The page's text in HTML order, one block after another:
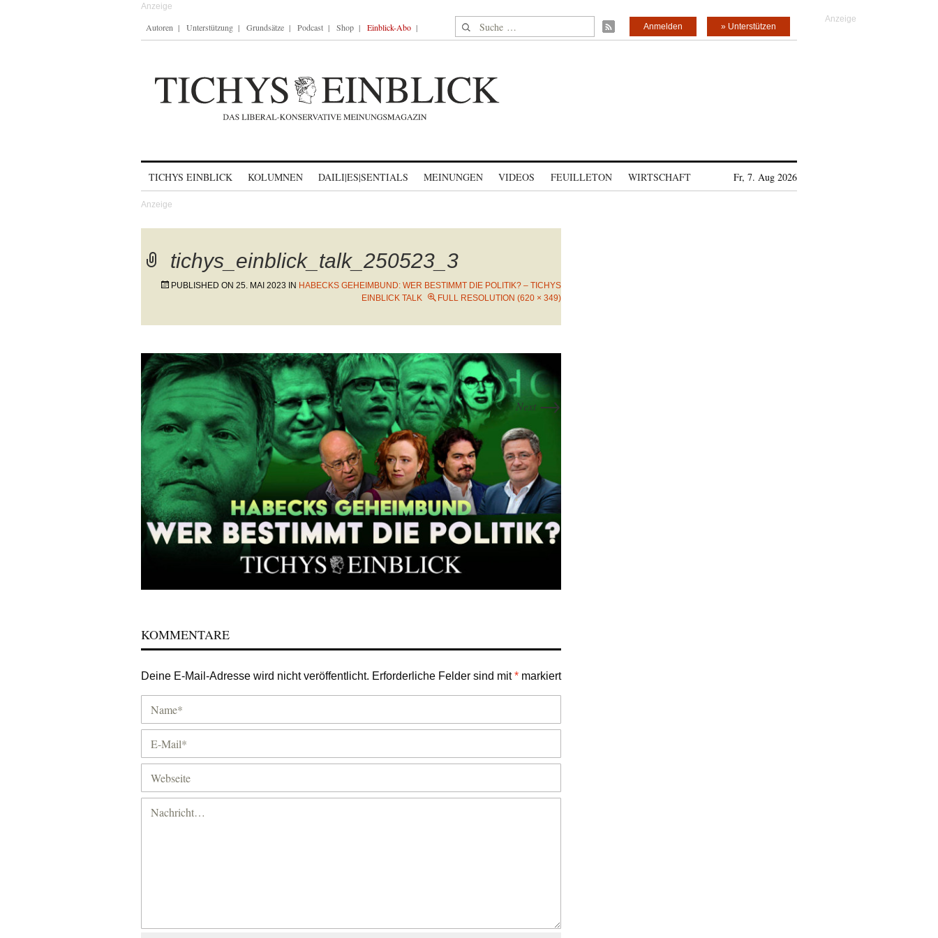
Autoren Unterstützung Grundsätze Podcast Shop Einblick-Abo Suche nach: » Unterstützen
Anmelden
TICHYS EINBLICK KOLUMNEN DAILI|ES|SENTIALS MEINUNGEN VIDEOS FEUILLETON WIRTSCHAFT Fr, 7. Aug 2026
tichys_einblick_talk_250523_3
PUBLISHED ON 25. MAI 2023 IN HABECKS GEHEIMBUND: WER BESTIMMT DIE POLITIK? – TICHYS
EINBLICK TALK
FULL RESOLUTION (620 × 349)
Next→
KOMMENTARE
Deine E-Mail-Adresse wird nicht veröffentlicht. Erforderliche Felder sind mit* markiert